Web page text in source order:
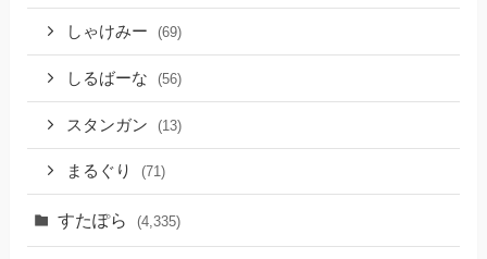
しゃけみー (69)
しるばーな (56)
スタンガン (13)
まるぐり (71)
すたぽら (4,335)